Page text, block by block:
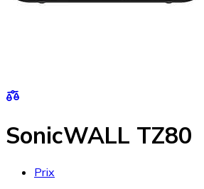
SonicWALL TZ80
Prix